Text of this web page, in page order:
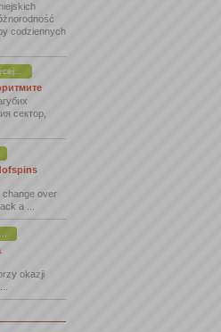
codziennych
сектор,
change over
a ...
okazji